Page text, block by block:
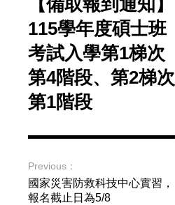
【備取報到通知】
115學年度碩士班
考試入學第1梯次
第4階段、第2梯次
第1階段
Previous：
國家災害防救科技中心實習，
報名截止日為5/8